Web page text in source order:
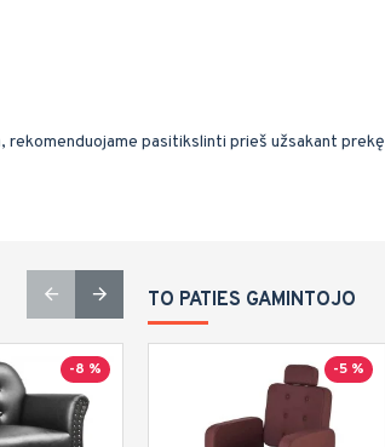
rekomenduojame pasitikslinti prieš užsakant prekę
-8 %
Top
Turime sandėlyje
-8 %
TO PATIES GAMINTOJO
-5 %